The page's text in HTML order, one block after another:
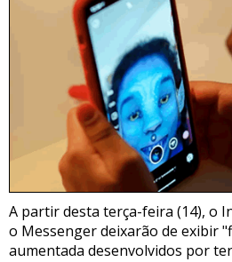
A partir desta terça-feira (14), o
o Messenger deixarão de exibir
aumentada desenvolvidos por